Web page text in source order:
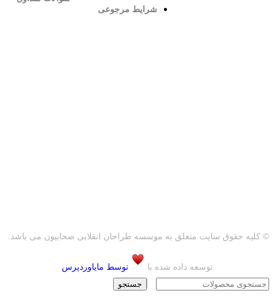
شرایط مرجوعی
© کلیه حقوق سایت متعلق به موسسه طراحان انقلابی صحابیون می باشد.
توسعه داده شده با توسط مایاوردپرس
جستجو